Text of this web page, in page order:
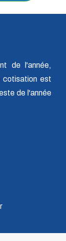
de l'année,
cotisation est
de l'année